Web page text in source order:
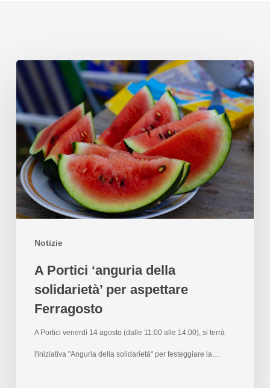
Notizie
A Portici ‘anguria della
solidarietà’ per aspettare
Ferragosto
A Portici venerdì 14 agosto (dalle 11:00 alle 14:00), si terrà
l'iniziativa "Anguria della solidarietà" per festeggiare la…